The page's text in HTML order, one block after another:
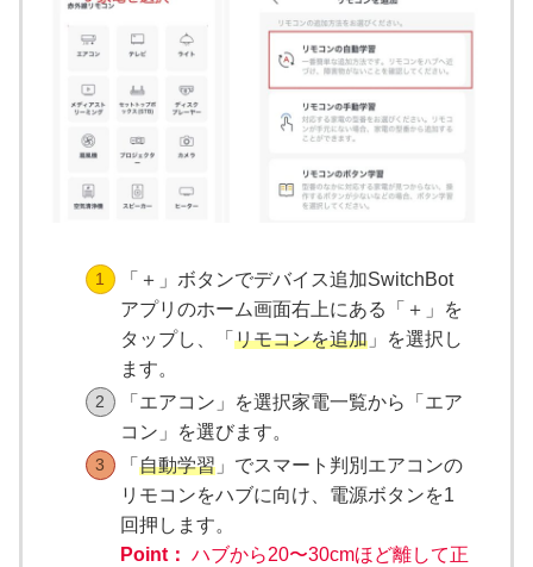
「＋」ボタンでデバイス追加SwitchBot
アプリのホーム画面右上にある「＋」を
タップし、「 リモコンを追加」を選択し
ます。
「エアコン」を選択家電一覧から「エア
コン」を選びます。
「 自動学習」でスマート判別エアコンの
リモコンをハブに向け、電源ボタンを1
回押します。
Point： ハブから20〜30cmほど離して正